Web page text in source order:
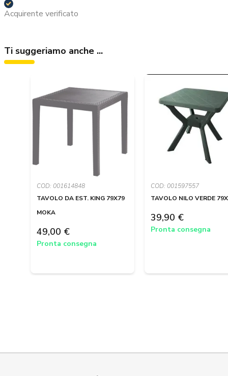
Acquirente verificato
Ti suggeriamo anche ...
COD: 001614848
TAVOLO DA EST. KING 79X79
MOKA
49,00 €
Pronta consegna
COD: 001597557
TAVOLO NILO VERDE
39,90 €
Pronta consegna